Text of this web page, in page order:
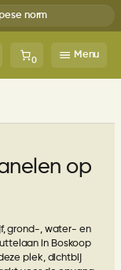
norm
0
Menu
op
grond-, water- en
in Boskoop
plek, dichtbij